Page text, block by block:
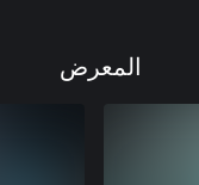
المعرض